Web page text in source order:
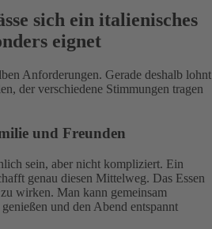
sich ein italienisches
eignet
Anforderungen. Gerade deshalb lohnt
der verschiedene Stimmungen tragen
und Freunden
sein, aber nicht kompliziert. Ein
genau diesen Mittelweg. Das Essen
wirken. Man kann gemeinsam
und den Abend entspannt